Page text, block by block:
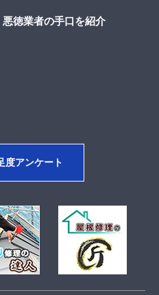
徳業者の手口を紹介
度アンケート